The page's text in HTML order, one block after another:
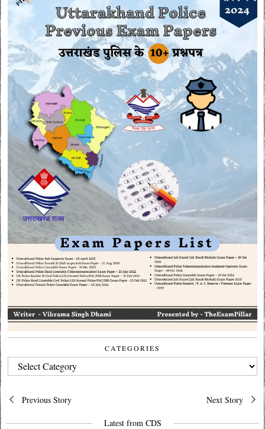
CATEGORIES
CATEGORIES
Post
navigation
Previous Story Next Story
Latest from CDS